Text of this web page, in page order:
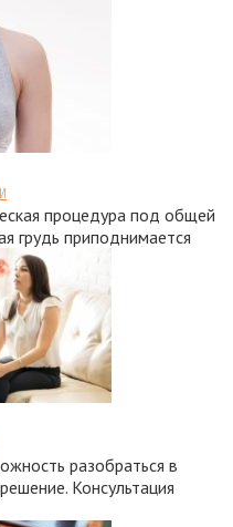
процедура под общей
грудь приподнимается
разобраться в
Консультация